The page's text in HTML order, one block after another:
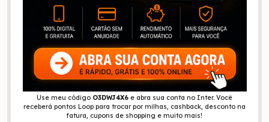
Use meu código O3DWJ4X6 e abra sua conta no Inter. Você
receberá pontos Loop para trocar por milhas, cashback, desconto na
fatura, cupons de shopping e muito mais!